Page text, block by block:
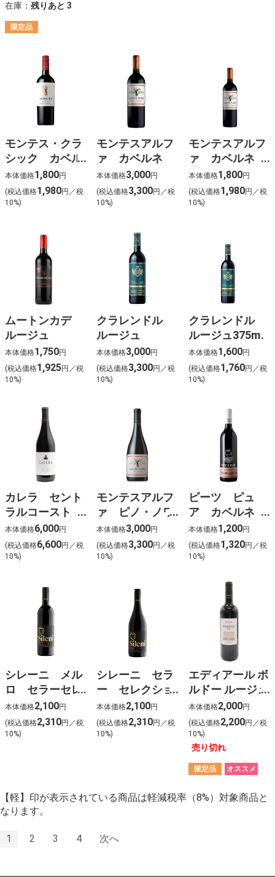
在庫： 残りあと 3
限定品
モンテス・クラ
シック カベル
ネ・ソーヴィニ
ヨン
本体価格1,800円
(税込価格1,980円／税
10%)
モンテスアルフ
ァ カベルネ
本体価格3,000円
(税込価格3,300円／税
10%)
モンテスアルフ
ァ カベルネ
ハーフ
本体価格1,800円
(税込価格1,980円／税
10%)
ムートンカデ
ルージュ
本体価格1,750円
(税込価格1,925円／税
10%)
クラレンドル
ルージュ
本体価格3,000円
(税込価格3,300円／税
10%)
クラレンドル
ルージュ375ml
本体価格1,600円
(税込価格1,760円／税
10%)
カレラ セント
ラルコースト
ピノノワール
本体価格6,000円
(税込価格6,600円／税
10%)
モンテスアルフ
ァ ピノ・ノワ
ール
本体価格3,000円
(税込価格3,300円／税
10%)
ピーツ ピュ
ア カベルネ
ソーヴィニヨン
本体価格1,200円
(税込価格1,320円／税
10%)
シレーニ メル
ロ セラーセレ
クション
本体価格2,100円
(税込価格2,310円／税
10%)
シレーニ セラ
ー セレクショ
ン ピノ・ノワ
ール
本体価格2,100円
(税込価格2,310円／税
10%)
エディアール ボ
ルドー ルージュ
2022(赤)
本体価格2,000円
(税込価格2,200円／税
10%)
売り切れ
限定品 オススメ
【軽】印が表示されている商品は軽減税率（8%）対象商品と
なります。
1 2 3 4 次へ